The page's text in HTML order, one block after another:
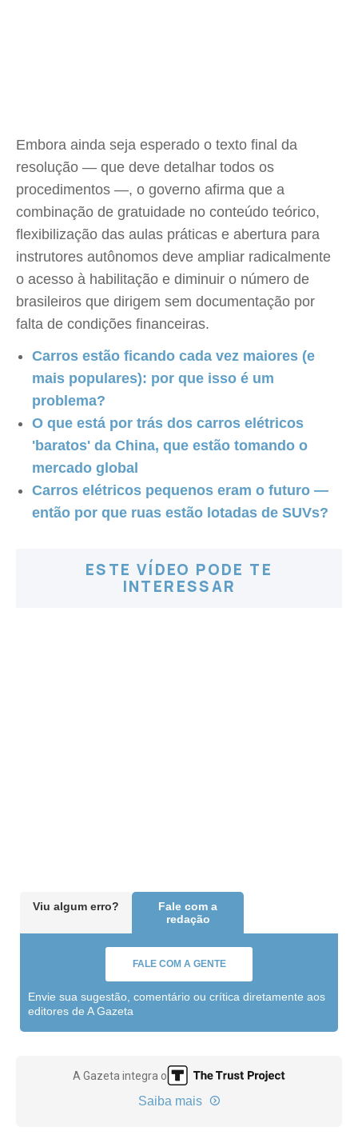
Embora ainda seja esperado o texto final da
resolução — que deve detalhar todos os
procedimentos —, o governo afirma que a
combinação de gratuidade no conteúdo teórico,
flexibilização das aulas práticas e abertura para
instrutores autônomos deve ampliar radicalmente
o acesso à habilitação e diminuir o número de
brasileiros que dirigem sem documentação por
falta de condições financeiras.
Carros estão ficando cada vez maiores (e
mais populares): por que isso é um
problema?
O que está por trás dos carros elétricos
'baratos' da China, que estão tomando o
mercado global
Carros elétricos pequenos eram o futuro —
então por que ruas estão lotadas de SUVs?
ESTE VÍDEO PODE TE
INTERESSAR
Viu algum erro?
Fale com a
redação
FALE COM A GENTE
Envie sua sugestão, comentário ou crítica diretamente aos
editores de A Gazeta
A Gazeta integra o
Saiba mais